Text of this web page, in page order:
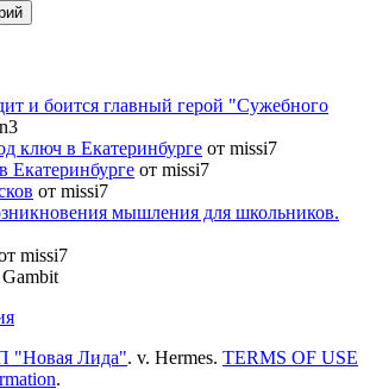
и боится главный герой "Сужебного
ключ в Екатеринбурге от missi7
Екатеринбурге от missi7
от missi7
мышления для школьников.
missi7
"Новая Лида". v. Hermes. TERMS OF USE
.